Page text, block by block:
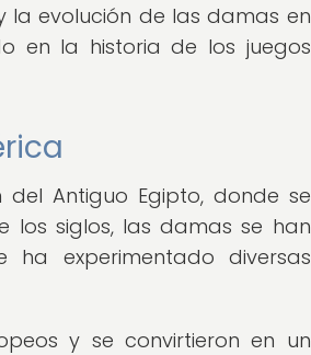
la evolución de las damas en
en la historia de los juegos
Antiguo Egipto, donde se
los siglos, las damas se han
ha experimentado diversas
y se convirtieron en un